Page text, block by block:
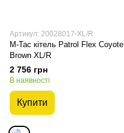
Артикул: 20028017-XL/R
M-Tac кітель Patrol Flex Coyote
Brown XL/R
2 756 грн
В наявності
Купити